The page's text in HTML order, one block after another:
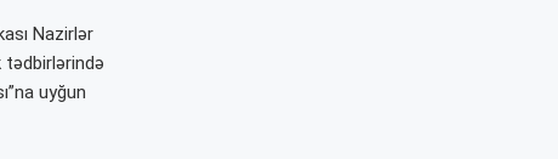
Nazirlər
tədbirlərində
uyğun